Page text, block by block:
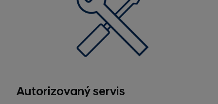
Autorizovaný servis